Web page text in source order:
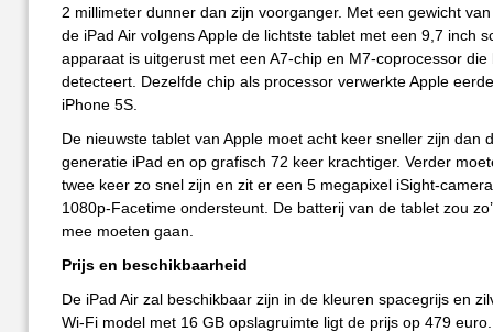
2 millimeter dunner dan zijn voorganger. Met een gewicht
de iPad Air volgens Apple de lichtste tablet met een 9,7 inch
apparaat is uitgerust met een A7-chip en M7-coprocessor die
detecteert. Dezelfde chip als processor verwerkte Apple
iPhone 5S.
De nieuwste tablet van Apple moet acht keer sneller zijn dan
generatie iPad en op grafisch 72 keer krachtiger. Verder
twee keer zo snel zijn en zit er een 5 megapixel iSight-
1080p-Facetime ondersteunt. De batterij van de tablet zou
mee moeten gaan.
Prijs en beschikbaarheid
De iPad Air zal beschikbaar zijn in de kleuren spacegrijs en
Wi-Fi model met 16 GB opslagruimte ligt de prijs op 479